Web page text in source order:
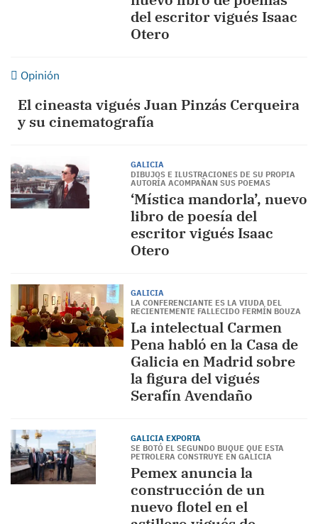
del escritor vigués Isaac
Otero
Opinión
El cineasta vigués Juan Pinzás Cerqueira
y su cinematografía
GALICIA
DIBUJOS E ILUSTRACIONES DE SU PROPIA
AUTORÍA ACOMPAÑAN SUS POEMAS
‘Mística mandorla’, nuevo
libro de poesía del
escritor vigués Isaac
Otero
GALICIA
LA CONFERENCIANTE ES LA VIUDA DEL
RECIENTEMENTE FALLECIDO FERMÍN BOUZA
La intelectual Carmen
Pena habló en la Casa de
Galicia en Madrid sobre
la figura del vigués
Serafín Avendaño
GALICIA EXPORTA
SE BOTÓ EL SEGUNDO BUQUE QUE ESTA
PETROLERA CONSTRUYE EN GALICIA
Pemex anuncia la
construcción de un
nuevo flotel en el